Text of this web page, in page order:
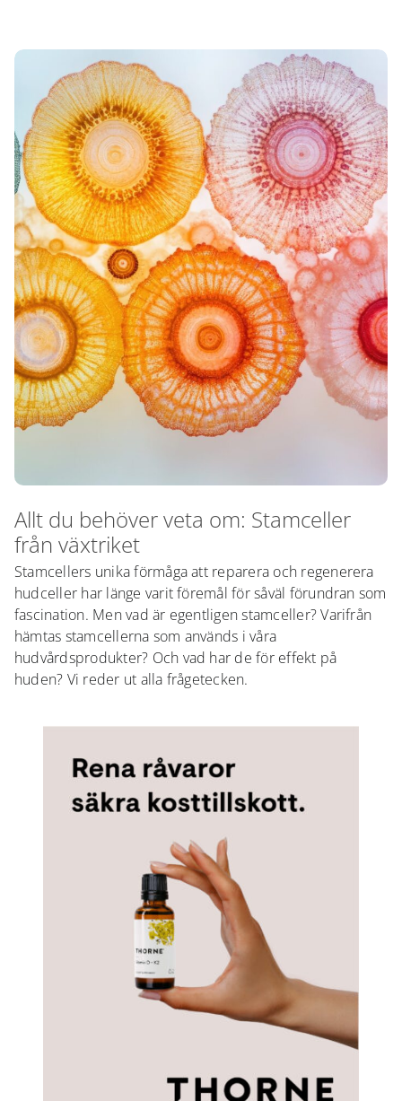
Allt du behöver veta om: Stamceller
från växtriket
Stamcellers unika förmåga att reparera och regenerera
hudceller har länge varit föremål för såväl förundran som
fascination. Men vad är egentligen stamceller? Varifrån
hämtas stamcellerna som används i våra
hudvårdsprodukter? Och vad har de för effekt på
huden? Vi reder ut alla frågetecken.